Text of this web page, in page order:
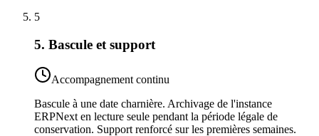
5
5. Bascule et support
Accompagnement continu
Bascule à une date charnière. Archivage de l'instance
ERPNext en lecture seule pendant la période légale de
conservation. Support renforcé sur les premières semaines.